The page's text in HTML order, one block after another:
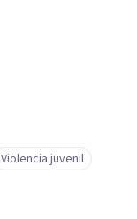
Violencia juvenil